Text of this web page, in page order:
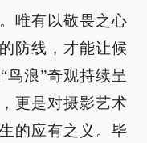
唯有以敬畏之心
防线，才能让候
鸟浪”奇观持续呈
更是对摄影艺术
的应有之义。毕